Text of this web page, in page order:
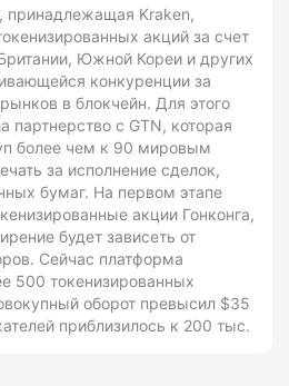
принадлежащая Kraken,
акций за счет
Южной Кореи и других
конкуренции за
в блокчейн. Для этого
партнерство с GTN, которая
более чем к 90 мировым
за исполнение сделок,
бумаг. На первом этапе
акции Гонконга,
будет зависеть от
Сейчас платформа
500 токенизированных
оборот превысил $35
приблизилось к 200 тыс.